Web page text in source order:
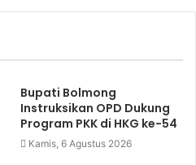
Bupati Bolmong
Instruksikan OPD Dukung
Program PKK di HKG ke-54
Kamis, 6 Agustus 2026